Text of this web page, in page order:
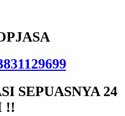
SEPUASNYA 24
!!